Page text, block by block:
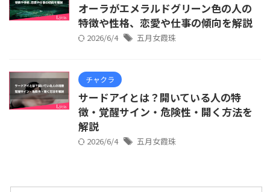
オーラがエメラルドグリーン色の人の
特徴や性格、恋愛や仕事の傾向を解説
2026/6/4 五月女霞珠
チャクラ
サードアイとは？開いている人の特
徴・覚醒サイン・危険性・開く方法を
解説
2026/6/4 五月女霞珠